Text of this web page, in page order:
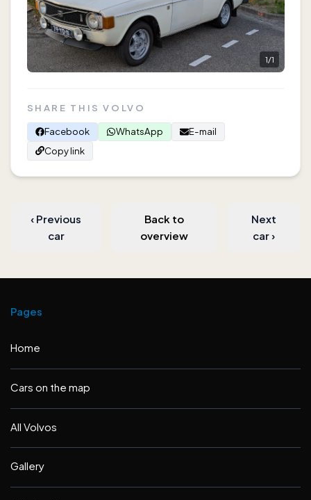
1/1
SHARE THIS VOLVO
Facebook
WhatsApp
E-mail
Copy link
‹ Previous
car
Back to
overview
Next
car›
Pages
Home
Cars on the map
All Volvos
Gallery